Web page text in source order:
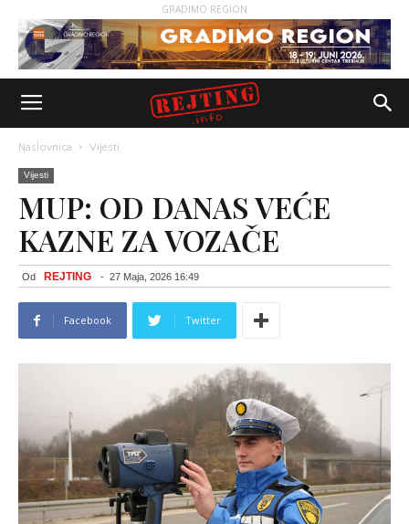
GRADIMO REGION
Naslovnica Vijesti
Vijesti
MUP: OD DANAS VEĆE
KAZNE ZA VOZAČE
Od REJTING - 27 Maja, 2026 16:49
Facebook Twitter